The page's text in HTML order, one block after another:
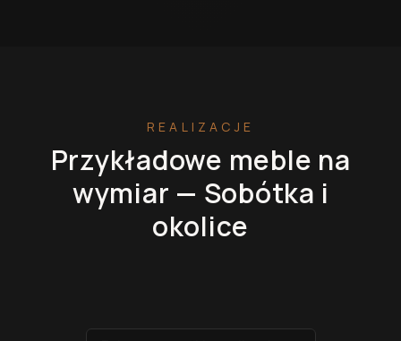
REALIZACJE
Przykładowe meble na
wymiar — Sobótka i
okolice